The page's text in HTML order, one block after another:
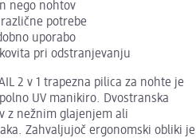
nego nohtov
potrebe
uporabo
pri odstranjevanju
2 v 1 trapezna pilica za nohte je
UV manikiro. Dvostranska
z nežnim glajenjem ali
Zahvaljujoč ergonomski obliki je